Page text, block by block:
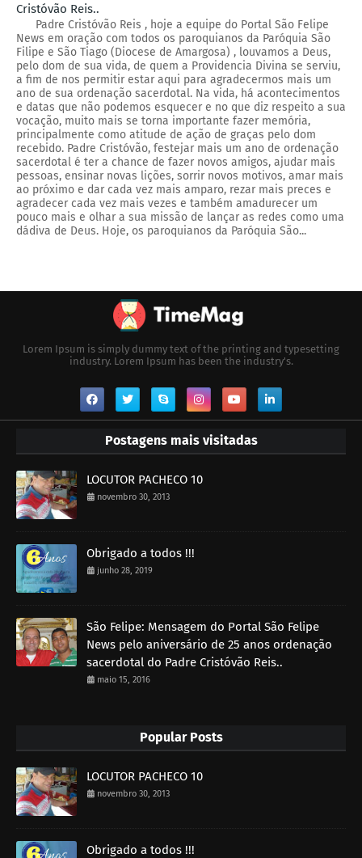
Cristóvão Reis..
Padre Cristóvão Reis , hoje a equipe do Portal São Felipe
News em oração com todos os paroquianos da Paróquia São
Filipe e São Tiago (Diocese de Amargosa) , louvamos a Deus,
pelo dom de sua vida, de quem a Providencia Divina se serviu,
a fim de nos permitir estar aqui para agradecermos mais um
ano de sua ordenação sacerdotal. Na vida, há acontecimentos
e datas que não podemos esquecer e no que diz respeito a sua
vocação, muito mais se torna importante fazer memória,
principalmente como atitude de ação de graças pelo dom
recebido. Padre Cristóvão, festejar mais um ano de ordenação
sacerdotal é ter a chance de fazer novos amigos, ajudar mais
pessoas, ensinar novas lições, sorrir novos motivos, amar mais
ao próximo e dar cada vez mais amparo, rezar mais preces e
agradecer cada vez mais vezes e também amadurecer um
pouco mais e olhar a sua missão de lançar as redes como uma
dádiva de Deus. Hoje, os paroquianos da Paróquia São...
Lorem Ipsum is simply dummy text of the printing and typesetting
industry. Lorem Ipsum has been the industry's.
Postagens mais visitadas
LOCUTOR PACHECO 10
novembro 30, 2013
Obrigado a todos !!!
junho 28, 2019
São Felipe: Mensagem do Portal São Felipe
News pelo aniversário de 25 anos ordenação
sacerdotal do Padre Cristóvão Reis..
maio 15, 2016
Popular Posts
LOCUTOR PACHECO 10
novembro 30, 2013
Obrigado a todos !!!